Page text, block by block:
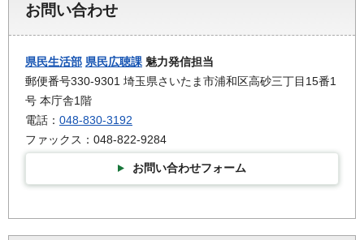
お問い合わせ
県民生活部 県民広聴課 魅力発信担当
郵便番号330-9301 埼玉県さいたま市浦和区高砂三丁目15番1
号 本庁舎1階
電話： 048-830-3192
ファックス：048-822-9284
お問い合わせフォーム